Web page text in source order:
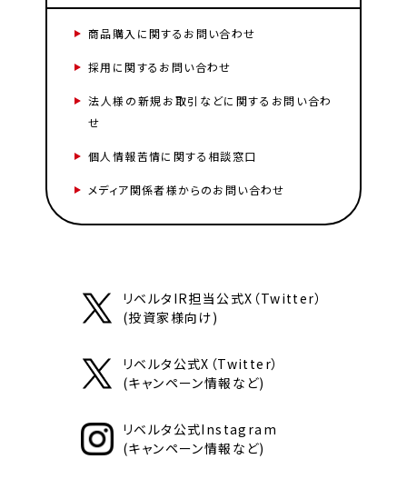
商品購入に関するお問い合わせ
採用に関するお問い合わせ
法人様の新規お取引などに関するお問い合わ
せ
個人情報苦情に関する相談窓口
メディア関係者様からのお問い合わせ
リベルタIR担当公式X（Twitter）
(投資家様向け)
リベルタ公式X（Twitter）
(キャンペーン情報など)
リベルタ公式Instagram
(キャンペーン情報など)